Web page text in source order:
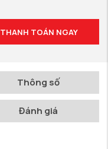
THANH TOÁN NGAY
Thông số
Đánh giá